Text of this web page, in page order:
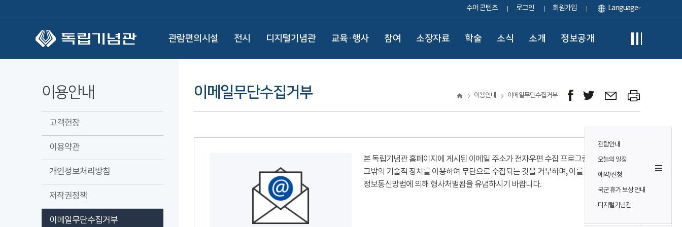
수어 콘텐츠 로그인 회원가입 Language
관람편의시설 전시 디지털기념관 교육·행사 참여 소장자료 학술 소식 소개 정보공개
관람안내
오늘의 일정
예약/신청
국군 휴가 보상 안내
디지털기념관
이용안내
고객헌장
이용약관
개인정보처리방침
저작권정책
이메일무단수집거부
이메일무단수집거부 이용안내 이메일무단수집거부
본 독립기념관 홈페이지에 게시된 이메일 주소가 전자우편 수집 프로그램이나
그밖의 기술적 장치를 이용하여 무단으로 수집되는 것을 거부하며, 이를 위반시
정보통신망법에 의해 형사처벌됨을 유념하시기 바랍니다.